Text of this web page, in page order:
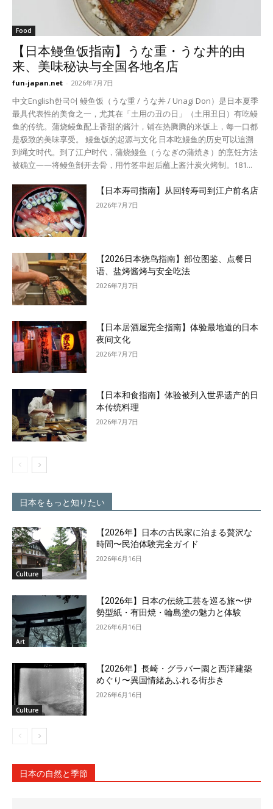
Food
【日本鳗鱼饭指南】うな重・うな丼的由
来、美味秘诀与全国各地名店
fun-japan.net - 2026年7月7日
中文English한국어 鳗鱼饭（うな重 / うな丼 / Unagi Don）是日本夏季
最具代表性的美食之一，尤其在「土用の丑の日」（土用丑日）有吃鳗
鱼的传统。蒲烧鳗鱼配上香甜的酱汁，铺在热腾腾的米饭上，每一口都
是极致的美味享受。 鳗鱼饭的起源与文化 日本吃鳗鱼的历史可以追溯
到绳文时代。到了江户时代，蒲烧鳗鱼（うなぎの蒲焼き）的烹饪方法
被确立——将鳗鱼剖开去骨，用竹签串起后蘸上酱汁炭火烤制。181...
【日本寿司指南】从回转寿司到江户前名店
2026年7月7日
【2026日本烧鸟指南】部位图鉴、点餐日
语、盐烤酱烤与安全吃法
2026年7月7日
【日本居酒屋完全指南】体验最地道的日本
夜间文化
2026年7月7日
【日本和食指南】体验被列入世界遗产的日
本传统料理
2026年7月7日
日本をもっと知りたい
Culture
【2026年】日本の古民家に泊まる贅沢な
時間〜民泊体験完全ガイド
2026年6月16日
Art
【2026年】日本の伝統工芸を巡る旅〜伊
勢型紙・有田焼・輪島塗の魅力と体験
2026年6月16日
Culture
【2026年】長崎・グラバー園と西洋建築
めぐり〜異国情緒あふれる街歩き
2026年6月16日
日本の自然と季節